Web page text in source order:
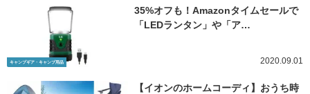
キャンプギア・キャンプ用品
35%オフも！Amazonタイムセールで
「LEDランタン」や「ア…
2020.09.01
【イオンのホームコーディ】おうち時